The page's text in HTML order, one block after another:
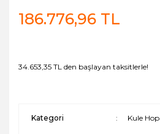
186.776,96 TL
34.653,35 TL den başlayan taksitlerle!
Kategori Kule